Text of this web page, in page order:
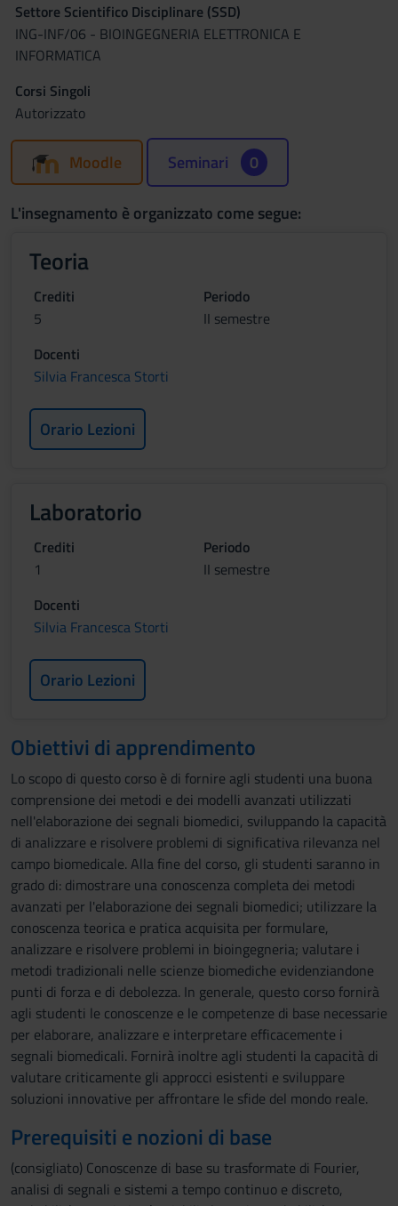
Settore Scientifico Disciplinare (SSD)
ING-INF/06 - BIOINGEGNERIA ELETTRONICA E
INFORMATICA
Corsi Singoli
Autorizzato
Moodle Seminari 0
L'insegnamento è organizzato come segue:
Teoria
Crediti
5
Periodo
II semestre
Docenti
Silvia Francesca Storti
Orario Lezioni
Laboratorio
Crediti
1
Periodo
II semestre
Docenti
Silvia Francesca Storti
Orario Lezioni
Obiettivi di apprendimento
Lo scopo di questo corso è di fornire agli studenti una buona
comprensione dei metodi e dei modelli avanzati utilizzati
nell'elaborazione dei segnali biomedici, sviluppando la capacità
di analizzare e risolvere problemi di significativa rilevanza nel
campo biomedicale. Alla fine del corso, gli studenti saranno in
grado di: dimostrare una conoscenza completa dei metodi
avanzati per l'elaborazione dei segnali biomedici; utilizzare la
conoscenza teorica e pratica acquisita per formulare,
analizzare e risolvere problemi in bioingegneria; valutare i
metodi tradizionali nelle scienze biomediche evidenziandone
punti di forza e di debolezza. In generale, questo corso fornirà
agli studenti le conoscenze e le competenze di base necessarie
per elaborare, analizzare e interpretare efficacemente i
segnali biomedicali. Fornirà inoltre agli studenti la capacità di
valutare criticamente gli approcci esistenti e sviluppare
soluzioni innovative per affrontare le sfide del mondo reale.
Prerequisiti e nozioni di base
(consigliato) Conoscenze di base su trasformate di Fourier,
analisi di segnali e sistemi a tempo continuo e discreto,